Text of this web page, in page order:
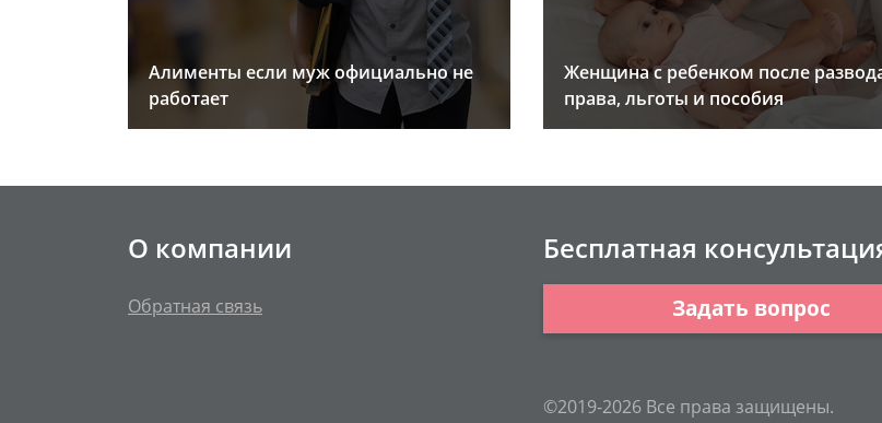
Алименты если муж официально не
работает
Женщина с ребенком после
права, льготы и пособия
О компании
Обратная связь
Бесплатная
Задать вопрос
©2019-2026 Все права защищены.